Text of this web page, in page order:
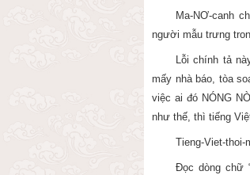
Ma-NƠ-canh
người mẫu trưng
Lỗi chính tả
mấy nhà báo, tòa
việc ai đó NÓNG
như thế, thì tiếng
Tieng-Viet-thoi-
Đọc dòng chữ